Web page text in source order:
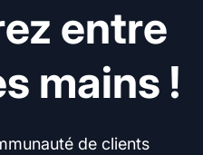
entre
mains !
de clients